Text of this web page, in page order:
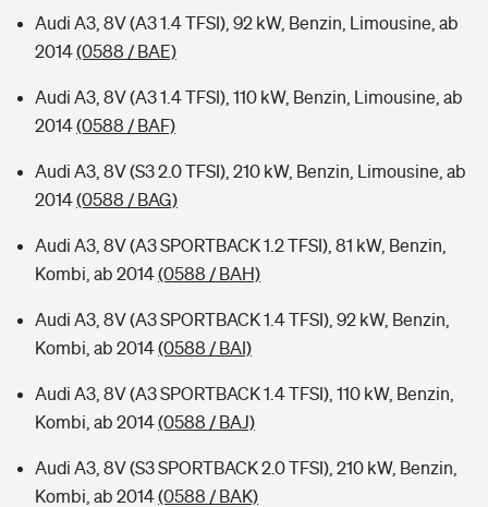
Audi A3, 8V (A3 1.4 TFSI), 92 kW, Benzin, Limousine, ab
2014(0588 / BAE)
Audi A3, 8V (A3 1.4 TFSI), 110 kW, Benzin, Limousine, ab
2014(0588 / BAF)
Audi A3, 8V (S3 2.0 TFSI), 210 kW, Benzin, Limousine, ab
2014(0588 / BAG)
Audi A3, 8V (A3 SPORTBACK 1.2 TFSI), 81 kW, Benzin,
Kombi, ab 2014(0588 / BAH)
Audi A3, 8V (A3 SPORTBACK 1.4 TFSI), 92 kW, Benzin,
Kombi, ab 2014(0588 / BAI)
Audi A3, 8V (A3 SPORTBACK 1.4 TFSI), 110 kW, Benzin,
Kombi, ab 2014(0588 / BAJ)
Audi A3, 8V (S3 SPORTBACK 2.0 TFSI), 210 kW, Benzin,
Kombi, ab 2014(0588 / BAK)